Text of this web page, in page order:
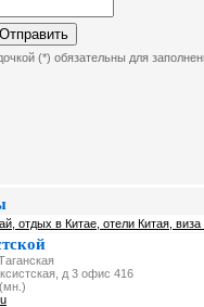
(*) обязательны для
отдых в Китае, отели Китая, виза
д 3 офис 416